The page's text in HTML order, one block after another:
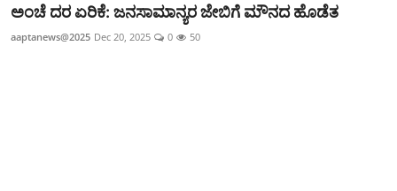
ಅಂಚೆ ದರ ಏರಿಕೆ: ಜನಸಾಮಾನ್ಯರ ಜೇಬಿಗೆ ಮೌನದ ಹೊಡೆತ
aaptanews@2025 Dec 20, 2025 0 50